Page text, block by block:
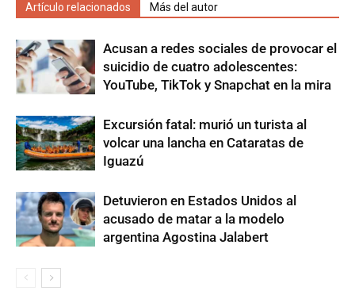
Artículo relacionados Más del autor
Acusan a redes sociales de provocar el
suicidio de cuatro adolescentes:
YouTube, TikTok y Snapchat en la mira
Excursión fatal: murió un turista al
volcar una lancha en Cataratas de
Iguazú
Detuvieron en Estados Unidos al
acusado de matar a la modelo
argentina Agostina Jalabert